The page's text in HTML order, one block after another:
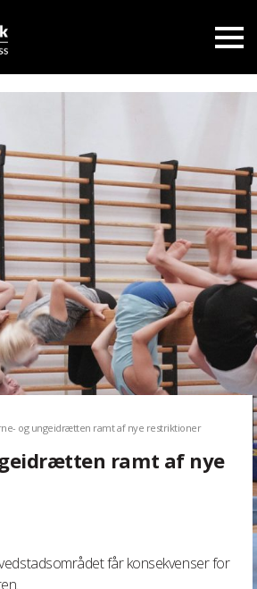
og ungeidrætten ramt af nye restriktioner
ramt af nye
får konsekvenser for